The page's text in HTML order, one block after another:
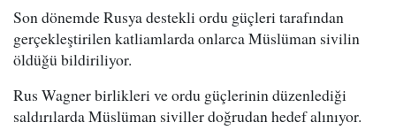
Son dönemde Rusya destekli ordu güçleri tarafından
gerçekleştirilen katliamlarda onlarca Müslüman sivilin
öldüğü bildiriliyor.
Rus Wagner birlikleri ve ordu güçlerinin düzenlediği
saldırılarda Müslüman siviller doğrudan hedef alınıyor.